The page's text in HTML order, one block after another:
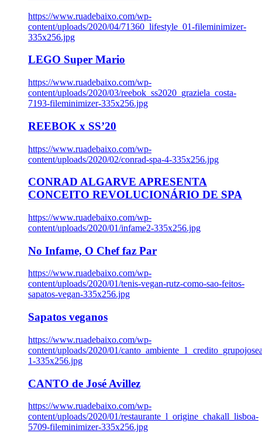
https://www.ruadebaixo.com/wp-
content/uploads/2020/04/71360_lifestyle_01-fileminimizer-
335x256.jpg
LEGO Super Mario
https://www.ruadebaixo.com/wp-
content/uploads/2020/03/reebok_ss2020_graziela_costa-
7193-fileminimizer-335x256.jpg
REEBOK x SS’20
https://www.ruadebaixo.com/wp-
content/uploads/2020/02/conrad-spa-4-335x256.jpg
CONRAD ALGARVE APRESENTA
CONCEITO REVOLUCIONÁRIO DE SPA
https://www.ruadebaixo.com/wp-
content/uploads/2020/01/infame2-335x256.jpg
No Infame, O Chef faz Par
https://www.ruadebaixo.com/wp-
content/uploads/2020/01/tenis-vegan-rutz-como-sao-feitos-
sapatos-vegan-335x256.jpg
Sapatos veganos
https://www.ruadebaixo.com/wp-
content/uploads/2020/01/
1-335x256.jpg
CANTO de José Avillez
https://www.ruadebaixo.com/wp-
content/uploads/2020/01/restaurante_l_origine_chakall_lisboa-
5709-fileminimizer-335x256.jpg